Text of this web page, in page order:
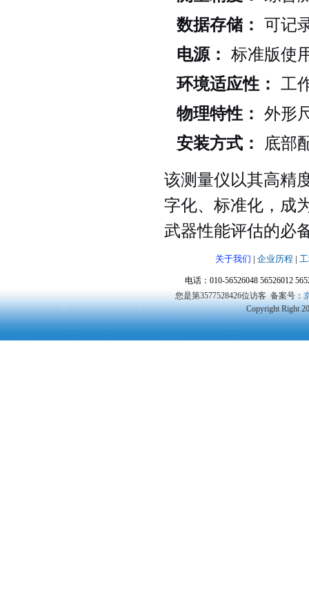
数据存储：
可记
电源：
标准版使
环境适应性：
工
物理特性：
外形
安装方式：
底部
该测量仪以其高精
字化、标准化，成
武器性能评估的必
关于我们 | 企业历程 |
电话：010-56526048 56526012
您是第3577528426位访客 备案号：
Copyright Right